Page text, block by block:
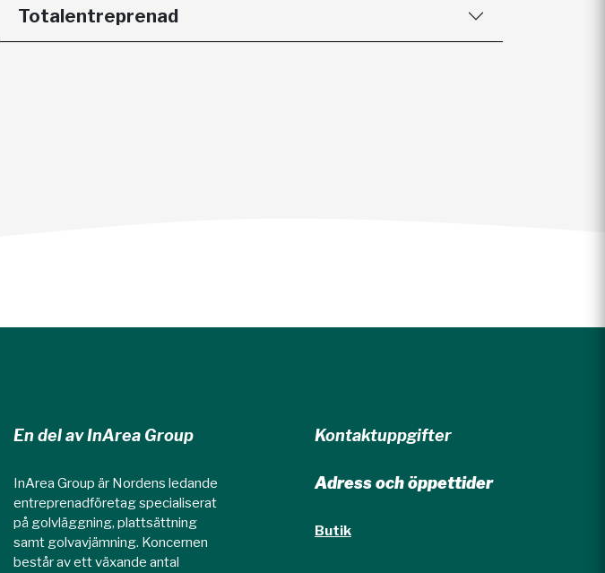
Totalentreprenad
En del av InArea Group
InArea Group är Nordens ledande
entreprenadföretag specialiserat
på golvläggning, plattsättning
samt golvavjämning. Koncernen
består av ett växande antal
Kontaktuppgifter
Adress och öppettider
Butik